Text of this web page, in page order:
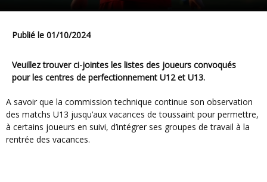
Publié le 01/10/2024
Veuillez trouver ci-jointes les listes des joueurs convoqués
pour les centres de perfectionnement U12 et U13.
A savoir que la commission technique continue son observation
des matchs U13 jusqu’aux vacances de toussaint pour permettre,
à certains joueurs en suivi, d’intégrer ses groupes de travail à la
rentrée des vacances.